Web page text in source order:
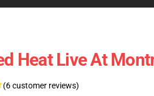
Heat Live At
(6 customer reviews)